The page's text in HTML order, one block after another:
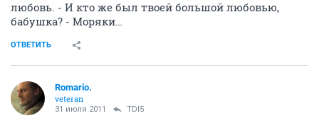
любовь. - И кто же был твоей большой любовью,
бабушка? - Моряки…
ОТВЕТИТЬ
Romario.
veteran
31 июля 2011 TDI5